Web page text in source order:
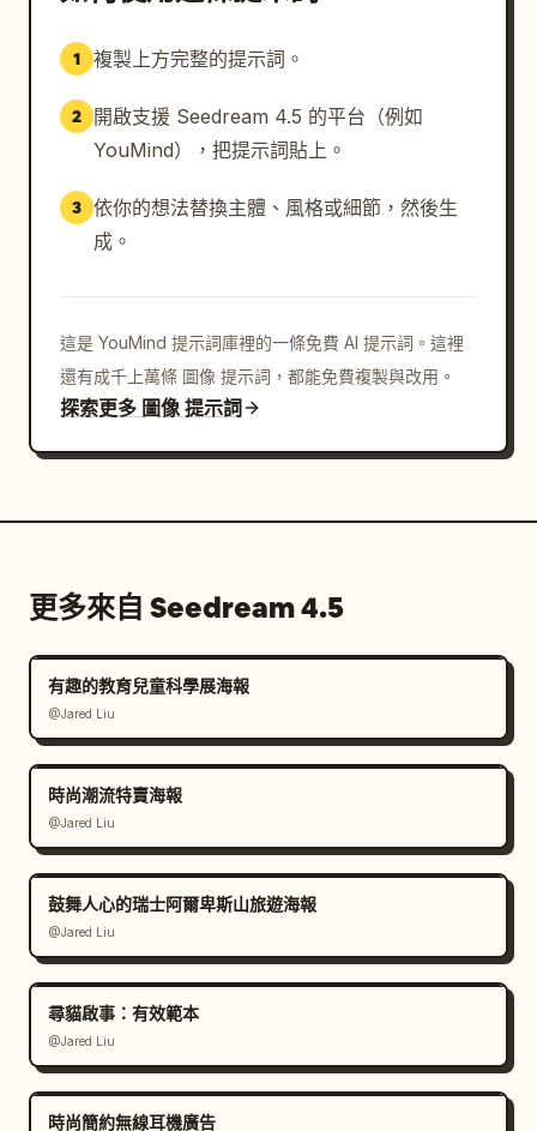
1 複製上方完整的提示詞。
2
開啟支援 Seedream 4.5 的平台（例如
YouMind），把提示詞貼上。
3 依你的想法替換主體、風格或細節，然後生
成。
這是 YouMind 提示詞庫裡的一條免費 AI 提示詞。這裡
還有成千上萬條 圖像 提示詞，都能免費複製與改用。
探索更多 圖像 提示詞
更多來自 Seedream 4.5
有趣的教育兒童科學展海報
@Jared Liu
時尚潮流特賣海報
@Jared Liu
鼓舞人心的瑞士阿爾卑斯山旅遊海報
@Jared Liu
尋貓啟事：有效範本
@Jared Liu
時尚簡約無線耳機廣告